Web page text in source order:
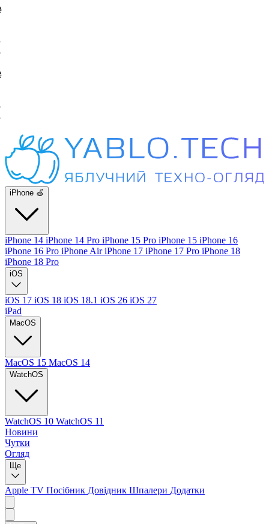
iPhone 🍏
iPhone 14 iPhone 14 Pro iPhone 15 Pro iPhone 15 iPhone 16
iPhone 16 Pro iPhone AiriPhone 17 iPhone 17 Pro iPhone 18
iPhone 18 Pro
iOS
iOS 17 iOS 18 iOS 18.1 iOS 26 iOS 27
iPad
MacOS
MacOS 15 MacOS 14
WatchOS
WatchOS 10 WatchOS 11
Новини
Чутки
Огляд
Ще
Apple TV Посібник Довідник Шпалери Додатки